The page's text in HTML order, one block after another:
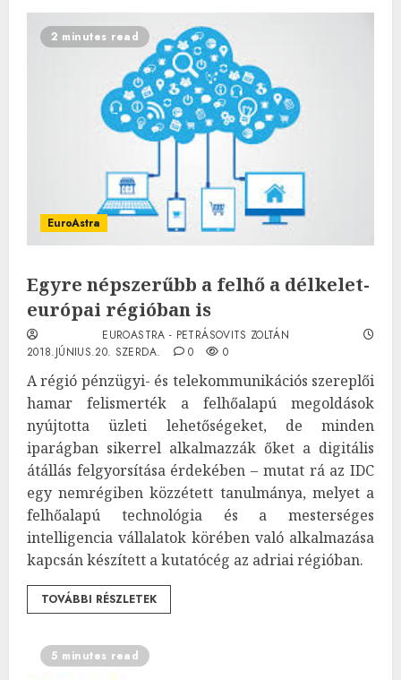
2 minutes read
EuroAstra
Egyre népszerűbb a felhő a délkelet-
európai régióban is
EUROASTRA - PETRÁSOVITS ZOLTÁN
2018.JÚNIUS.20. SZERDA.
0 0
A régió pénzügyi- és telekommunikációs szereplői
hamar felismerték a felhőalapú megoldások
nyújtotta üzleti lehetőségeket, de minden
iparágban sikerrel alkalmazzák őket a digitális
átállás felgyorsítása érdekében – mutat rá az IDC
egy nemrégiben közzétett tanulmánya, melyet a
felhőalapú technológia és a mesterséges
intelligencia vállalatok körében való alkalmazása
kapcsán készített a kutatócég az adriai régióban.
TOVÁBBI RÉSZLETEK
5 minutes read